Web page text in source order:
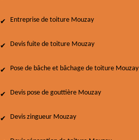
Entreprise de toiture Mouzay
Devis fuite de toiture Mouzay
Pose de bâche et bâchage de toiture Mouzay
Devis pose de gouttière Mouzay
Devis zingueur Mouzay